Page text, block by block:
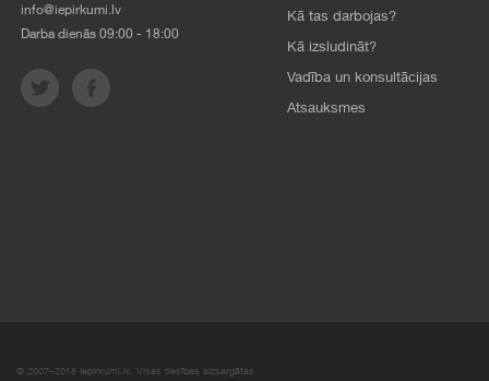
info@iepirkumi.lv
Darba dienās 09:00 - 18:00
Kā tas darbojas?
Kā izsludināt?
Vadība un konsultācijas
Atsauksmes
© 2007–2018 Iepirkumi.lv. Visas tiesības aizsargātas.